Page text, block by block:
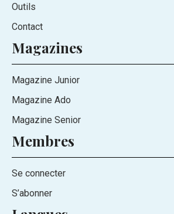
Outils
Contact
Magazines
Magazine Junior
Magazine Ado
Magazine Senior
Membres
Se connecter
S’abonner